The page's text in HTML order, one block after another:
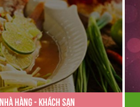
Nhà Hàng - Khách Sạn